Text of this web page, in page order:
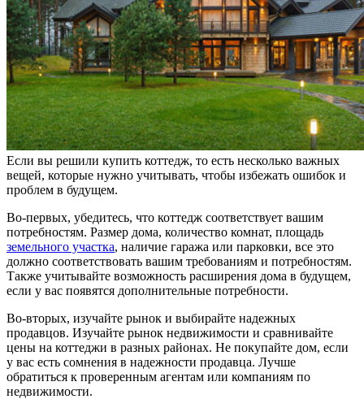
Если вы решили купить коттедж, то есть несколько важных
вещей, которые нужно учитывать, чтобы избежать ошибок и
проблем в будущем.
Во-первых, убедитесь, что коттедж соответствует вашим
потребностям. Размер дома, количество комнат, площадь
земельного участка, наличие гаража или парковки, все это
должно соответствовать вашим требованиям и потребностям.
Также учитывайте возможность расширения дома в будущем,
если у вас появятся дополнительные потребности.
Во-вторых, изучайте рынок и выбирайте надежных
продавцов. Изучайте рынок недвижимости и сравнивайте
цены на коттеджи в разных районах. Не покупайте дом, если
у вас есть сомнения в надежности продавца. Лучше
обратиться к проверенным агентам или компаниям по
недвижимости.